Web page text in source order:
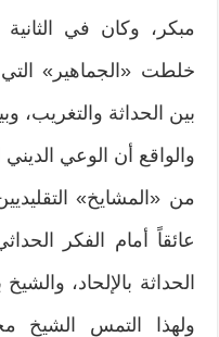
مبكر، وكان في
خلطت «الجماهير» التي
بين الحداثة والتغريب،
والواقع أن الوعي
من «المشايخ»
عائقاً أمام الفكر
الحداثة بالإلحاد،
ولهذا التمس الشيخ